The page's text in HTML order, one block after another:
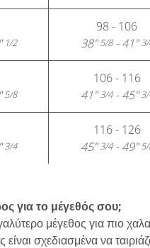
1/2
98 - 106
38"5/8- 41"3/
5/8
106 - 116
41"3/4- 45"3/
3/4
116 - 126
45"3/4- 49"5/
για το μέγεθός σου;
μέγεθος για πιο
σχεδιασμένα να